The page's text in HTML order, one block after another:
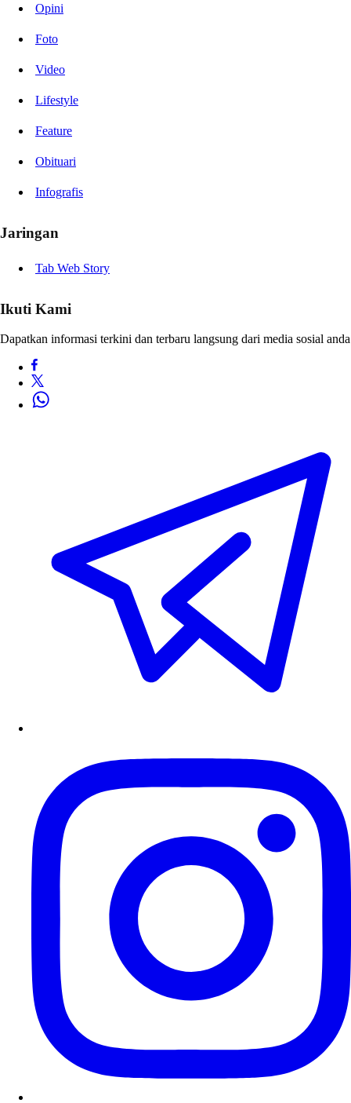
Opini
Foto
Video
Lifestyle
Feature
Obituari
Infografis
Jaringan
Tab Web Story
Ikuti Kami
Dapatkan informasi terkini dan terbaru langsung dari media sosial anda